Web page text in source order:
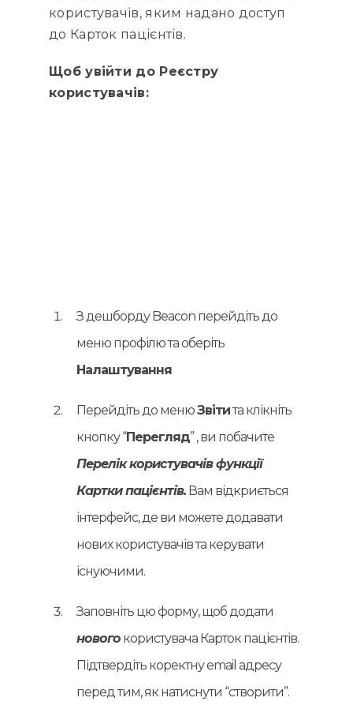
користувачів, яким надано доступ
до Карток пацієнтів.
Щоб увійти до Реєстру
користувачів:
З дешборду Beacon перейдіть до
меню профілю та оберіть
Налаштування
Перейдіть до менюЗвітита клікніть
кнопку “Перегляд” , ви побачите
Перелік користувачів функції
Картки пацієнтів. Вам відкриється
інтерфейс, де ви можете додавати
нових користувачів та керувати
існуючими.
Заповніть цю форму, щоб додати
нового користувача Карток пацієнтів.
Підтвердіть коректну email адресу
перед тим, як натиснути “створити”.